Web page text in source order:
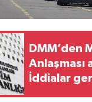
DMM’den
Anlaşması
İddialar